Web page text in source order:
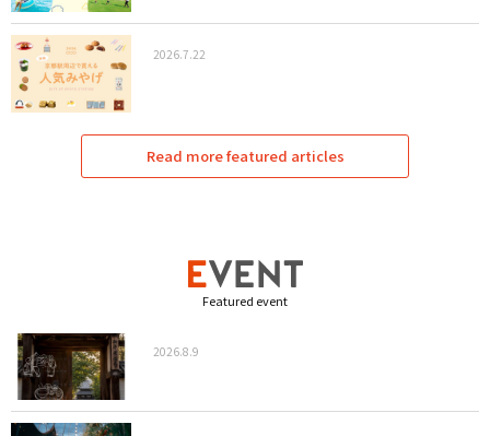
2026.7.22
Read more featured articles
Featured event
2026.8.9